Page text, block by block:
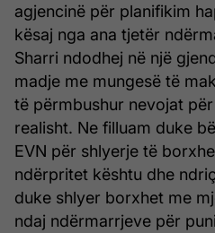
agjencinë për planifikim
kësaj nga ana tjetër
Sharri ndodhej në një
madje me mungesë të
të përmbushur nevojat
realisht. Ne filluam duke
EVN për shlyerje të
ndërpritet kështu dhe
duke shlyer borxhet me
ndaj ndërmarrjeve për